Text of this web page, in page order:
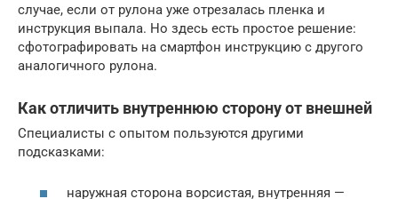
случае, если от рулона уже отрезалась пленка и
инструкция выпала. Но здесь есть простое решение:
сфотографировать на смартфон инструкцию с другого
аналогичного рулона.
Как отличить внутреннюю сторону от внешней
Специалисты с опытом пользуются другими
подсказками:
наружная сторона ворсистая, внутренняя —